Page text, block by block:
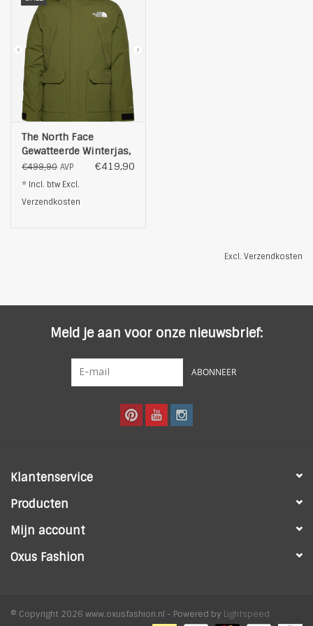
The North Face
Gewatteerde Winterjas,
groen
€499,90 AVP €419,90
* Incl. btw Excl.
Verzendkosten
Excl. Verzendkosten
Meld je aan voor onze nieuwsbrief:
ABONNEER
Klantenservice
Producten
Mijn account
Oxus Fashion
© Copyright 2026 www.oxusfashion.nl - Powered by Lightspeed